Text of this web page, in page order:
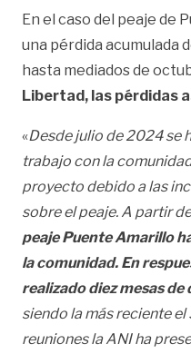
En el caso del peaje de
una pérdida acumulada
hasta mediados de
Libertad, las pérdidas
«Desde julio de 2024 se
trabajo con la
proyecto debido a las
sobre el peaje. A partir
peaje Puente Amarillo
la comunidad. En
realizado diez mesas
siendo la más reciente
reuniones la ANI ha